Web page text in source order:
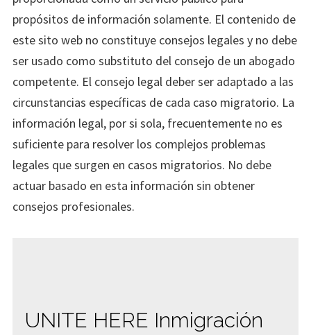
propósitos de información solamente. El contenido de
este sito web no constituye consejos legales y no debe
ser usado como substituto del consejo de un abogado
competente. El consejo legal deber ser adaptado a las
circunstancias específicas de cada caso migratorio. La
información legal, por si sola, frecuentemente no es
suficiente para resolver los complejos problemas
legales que surgen en casos migratorios. No debe
actuar basado en esta información sin obtener
consejos profesionales.
UNITE HERE Inmigración